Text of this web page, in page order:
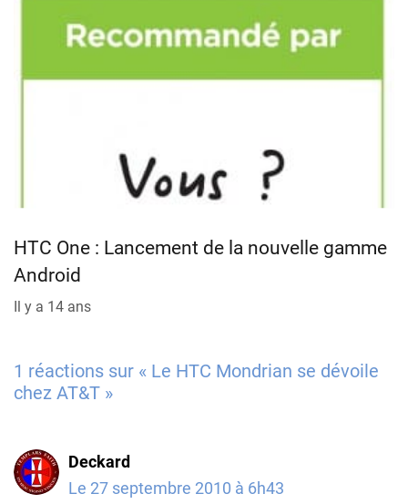
HTC One : Lancement de la nouvelle gamme
Android
Il y a 14 ans
1 réactions sur « Le HTC Mondrian se dévoile
chez AT&T »
Deckard
Le 27 septembre 2010 à 6h43